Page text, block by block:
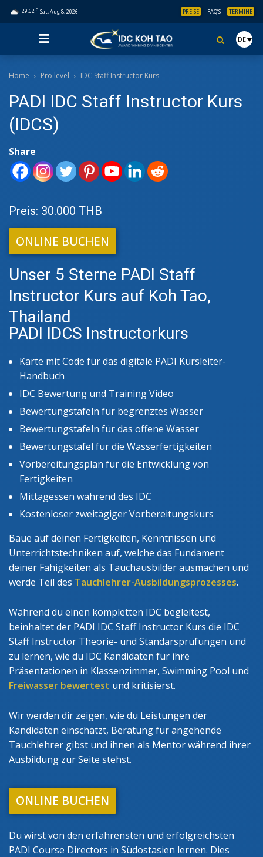
29.62 C Sat, Aug 8, 2026 PREISE FAQ’S TERMINE
DE
Home Pro level IDC Staff Instructor Kurs
PADI IDC Staff Instructor Kurs
(IDCS)
Share
Preis: 30.000 THB
ONLINE BUCHEN
Unser 5 Sterne PADI Staff
Instructor Kurs auf Koh Tao,
Thailand
PADI IDCS Instructorkurs
Karte mit Code für das digitale PADI Kursleiter-
Handbuch
IDC Bewertung und Training Video
Bewertungstafeln für begrenztes Wasser
Bewertungstafeln für das offene Wasser
Bewertungstafel für die Wasserfertigkeiten
Vorbereitungsplan für die Entwicklung von
Fertigkeiten
Mittagessen während des IDC
Kostenloser zweitägiger Vorbereitungskurs
Baue auf deinen Fertigkeiten, Kenntnissen und
Unterrichtstechniken auf, welche das Fundament
deiner Fähigkeiten als Tauchausbilder ausmachen und
werde Teil des Tauchlehrer-Ausbildungsprozesses.
Während du einen kompletten IDC begleitest,
beinhaltet der PADI IDC Staff Instructor Kurs die IDC
Staff Instructor Theorie- und Standarsprüfungen und
zu lernen, wie du IDC Kandidaten für ihre
Präsentationen in Klassenzimmer, Swimming Pool und
Freiwasser bewertest und kritisierst.
Wir werden dir zeigen, wie du Leistungen der
Kandidaten einschätzt, Beratung für angehende
Tauchlehrer gibst und ihnen als Mentor während ihrer
Ausbildung zur Seite stehst.
ONLINE BUCHEN
Du wirst von den erfahrensten und erfolgreichsten
PADI Course Directors in Südostasien lernen. Dies